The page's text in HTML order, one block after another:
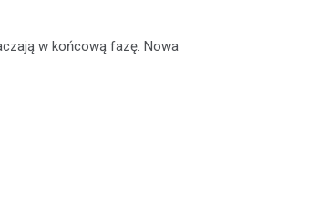
w końcową fazę. Nowa